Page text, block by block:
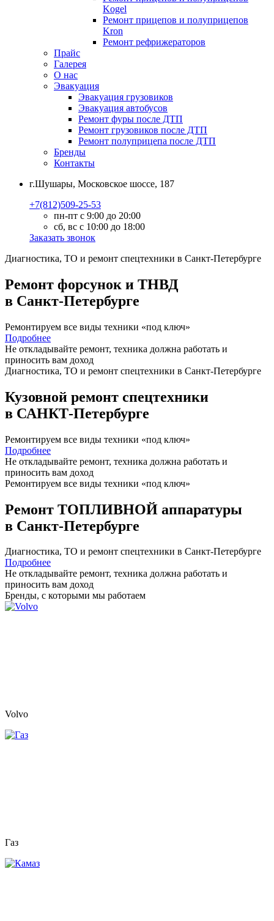
Kogel
Ремонт прицепов и полуприцепов
Kron
Ремонт рефрижераторов
Прайс
Галерея
О нас
Эвакуация
Эвакуация грузовиков
Эвакуация автобусов
Ремонт фуры после ДТП
Ремонт грузовиков после ДТП
Ремонт полуприцепа после ДТП
Бренды
Контакты
г.Шушары, Московское шоссе, 187
+7(812)509-25-53
пн-пт с 9:00 до 20:00
сб, вс с 10:00 до 18:00
Заказать звонок
Диагностика, ТО и ремонт спецтехники в Санкт-Петербурге
Ремонт форсунок и ТНВД
в Санкт-Петербурге
Ремонтируем все виды техники «под ключ»
Подробнее
Не откладывайте ремонт, техника должна работать и
приносить вам доход
Диагностика, ТО и ремонт спецтехники в Санкт-Петербурге
Кузовной ремонт спецтехники
в САНКТ-Петербурге
Ремонтируем все виды техники «под ключ»
Подробнее
Не откладывайте ремонт, техника должна работать и
приносить вам доход
Ремонтируем все виды техники «под ключ»
Ремонт ТОПЛИВНОЙ аппаратуры
в Санкт-Петербурге
Диагностика, ТО и ремонт спецтехники в Санкт-Петербурге
Подробнее
Не откладывайте ремонт, техника должна работать и
приносить вам доход
Бренды, с которыми мы работаем
Volvo
Газ